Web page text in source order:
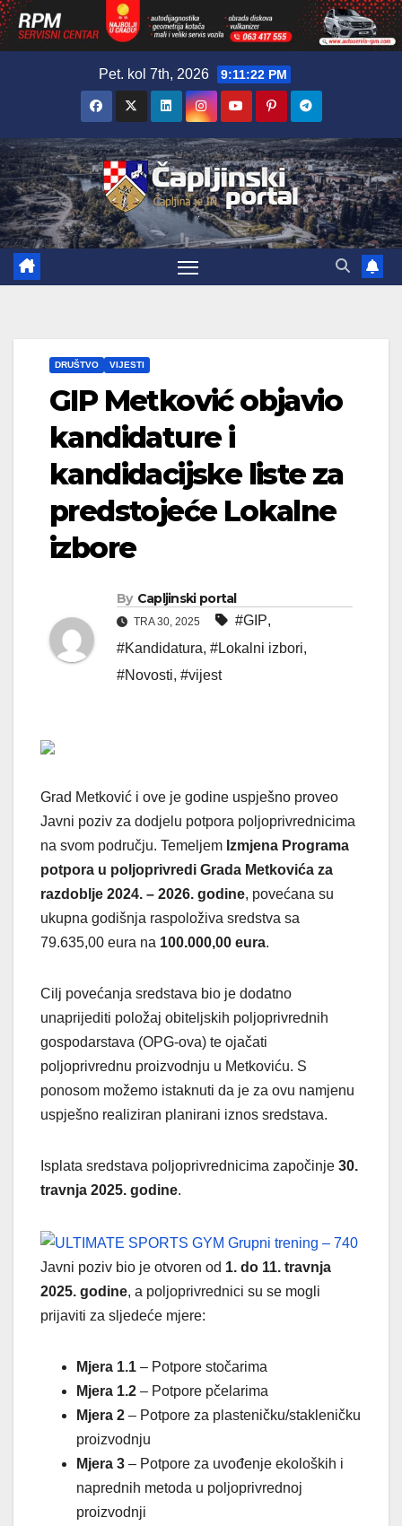
Pet. kol 7th, 2026 9:11:23 PM
DRUŠTVO VIJESTI
GIP Metković objavio
kandidature i
kandidacijske liste za
predstojeće Lokalne
izbore
By Capljinski portal
TRA 30, 2025 #GIP,
#Kandidatura, #Lokalni izbori,
#Novosti, #vijest
Grad Metković i ove je godine uspješno proveo
Javni poziv za dodjelu potpora poljoprivrednicima
na svom području. Temeljem Izmjena Programa
potpora u poljoprivredi Grada Metkovića za
razdoblje 2024. – 2026. godine, povećana su
ukupna godišnja raspoloživa sredstva sa
79.635,00 eura na 100.000,00 eura.
Cilj povećanja sredstava bio je dodatno
unaprijediti položaj obiteljskih poljoprivrednih
gospodarstava (OPG-ova) te ojačati
poljoprivrednu proizvodnju u Metkoviću. S
ponosom možemo istaknuti da je za ovu namjenu
uspješno realiziran planirani iznos sredstava.
Isplata sredstava poljoprivrednicima započinje 30.
travnja 2025. godine.
Javni poziv bio je otvoren od 1. do 11. travnja
2025. godine, a poljoprivrednici su se mogli
prijaviti za sljedeće mjere:
Mjera 1.1 – Potpore stočarima
Mjera 1.2 – Potpore pčelarima
Mjera 2 – Potpore za plasteničku/stakleničku
proizvodnju
Mjera 3 – Potpore za uvođenje ekoloških i
naprednih metoda u poljoprivrednoj
proizvodnji